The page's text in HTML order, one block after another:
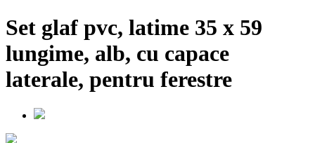
Set glaf pvc, latime 35 x 59
lungime, alb, cu capace
laterale, pentru ferestre